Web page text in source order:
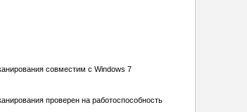
совместим с Windows 7
проверен на работоспособность